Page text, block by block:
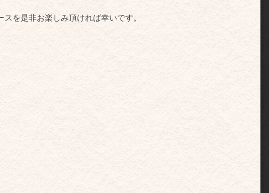
を是非お楽しみ頂ければ幸いです。